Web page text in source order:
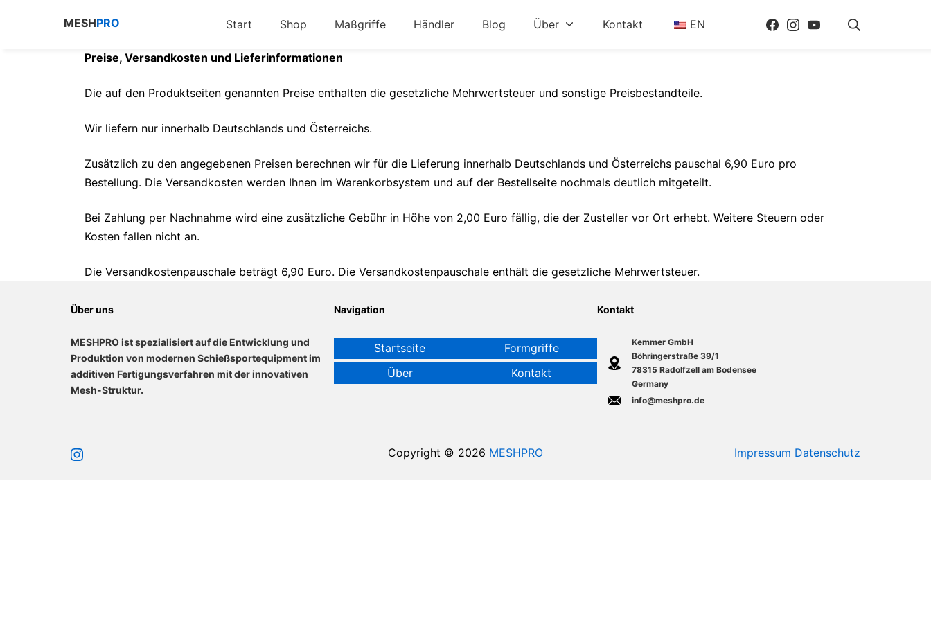
MESHPRO Start Shop Maßgriffe Händler Blog Über Kontakt EN Facebook
Instagram
Youtube
Preise, Versandkosten und Lieferinformationen
Die auf den Produktseiten genannten Preise enthalten die gesetzliche Mehrwertsteuer und sonstige Preisbestandteile.
Wir liefern nur innerhalb Deutschlands und Österreichs.
Zusätzlich zu den angegebenen Preisen berechnen wir für die Lieferung innerhalb Deutschlands und Österreichs pauschal 6,90 Euro pro
Bestellung. Die Versandkosten werden Ihnen im Warenkorbsystem und auf der Bestellseite nochmals deutlich mitgeteilt.
Bei Zahlung per Nachnahme wird eine zusätzliche Gebühr in Höhe von 2,00 Euro fällig, die der Zusteller vor Ort erhebt. Weitere Steuern oder
Kosten fallen nicht an.
Die Versandkostenpauschale beträgt 6,90 Euro. Die Versandkostenpauschale enthält die gesetzliche Mehrwertsteuer.
Über uns
MESHPRO ist spezialisiert auf die Entwicklung und
Produktion von modernen Schießsportequipment im
additiven Fertigungsverfahren mit der innovativen
Mesh-Struktur.
Navigation
Startseite
Über
Formgriffe
Kontakt
Kontakt
Kemmer GmbH
Böhringerstraße 39/1
78315 Radolfzell am Bodensee
Germany
info@meshpro.de
Instagram Copyright © 2026 MESHPRO Impressum Datenschutz